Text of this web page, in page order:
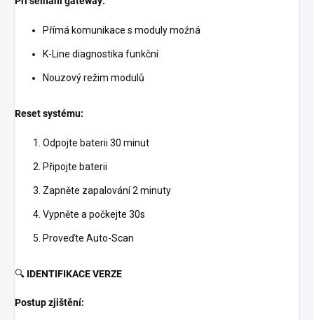
Přímá komunikace s moduly možná
K-Line diagnostika funkční
Nouzový režim modulů
Reset systému:
Odpojte baterii 30 minut
Připojte baterii
Zapněte zapalování 2 minuty
Vypněte a počkejte 30s
Proveďte Auto-Scan
🔍 IDENTIFIKACE VERZE
Postup zjištění: